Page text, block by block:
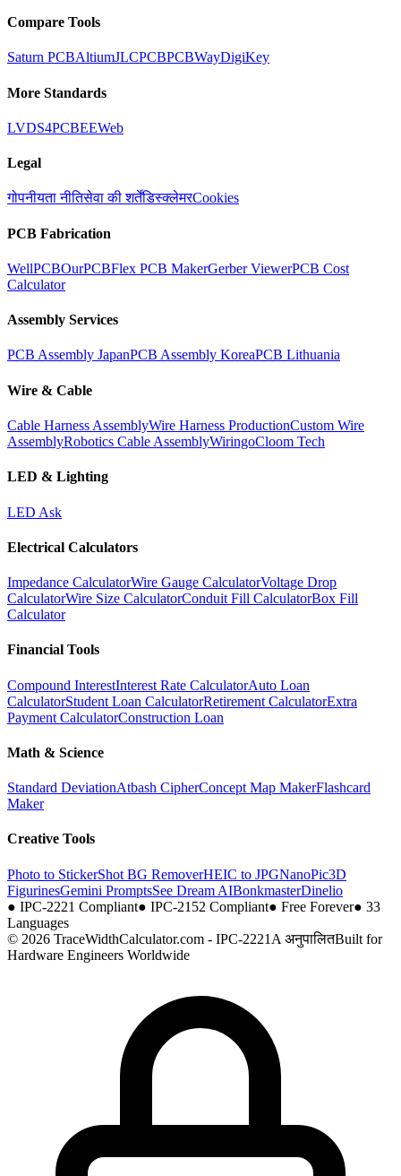
Compare Tools
Saturn PCBAltiumJLCPCBPCBWayDigiKey
More Standards
LVDS4PCBEEWeb
Legal
गोपनीयता नीतिसेवा की शर्तेंडिस्क्लेमरCookies
PCB Fabrication
WellPCBOurPCBFlex PCB MakerGerber ViewerPCB Cost
Calculator
Assembly Services
PCB Assembly JapanPCB Assembly KoreaPCB Lithuania
Wire & Cable
Cable Harness AssemblyWire Harness ProductionCustom Wire
AssemblyRobotics Cable AssemblyWiringoCloom Tech
LED & Lighting
LED Ask
Electrical Calculators
Impedance CalculatorWire Gauge CalculatorVoltage Drop
CalculatorWire Size CalculatorConduit Fill CalculatorBox Fill
Calculator
Financial Tools
Compound InterestInterest Rate CalculatorAuto Loan
CalculatorStudent Loan CalculatorRetirement CalculatorExtra
Payment CalculatorConstruction Loan
Math & Science
Standard DeviationAtbash CipherConcept Map MakerFlashcard
Maker
Creative Tools
Photo to StickerShot BG RemoverHEIC to JPGNanoPic3D
FigurinesGemini PromptsSee Dream AIBonkmasterDinelio
● IPC-2221 Compliant● IPC-2152 Compliant● Free Forever● 33
Languages
© 2026 TraceWidthCalculator.com - IPC-2221A अनुपालितBuilt for
Hardware Engineers Worldwide